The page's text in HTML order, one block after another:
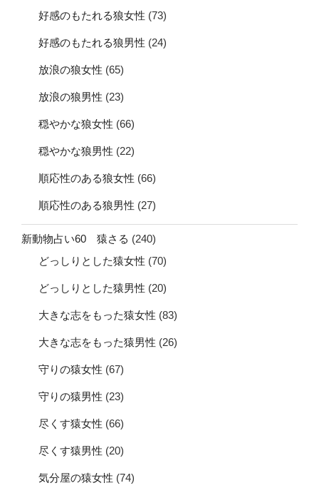
好感のもたれる狼女性 (73)
好感のもたれる狼男性 (24)
放浪の狼女性 (65)
放浪の狼男性 (23)
穏やかな狼女性 (66)
穏やかな狼男性 (22)
順応性のある狼女性 (66)
順応性のある狼男性 (27)
新動物占い60 猿さる (240)
どっしりとした猿女性 (70)
どっしりとした猿男性 (20)
大きな志をもった猿女性 (83)
大きな志をもった猿男性 (26)
守りの猿女性 (67)
守りの猿男性 (23)
尽くす猿女性 (66)
尽くす猿男性 (20)
気分屋の猿女性 (74)